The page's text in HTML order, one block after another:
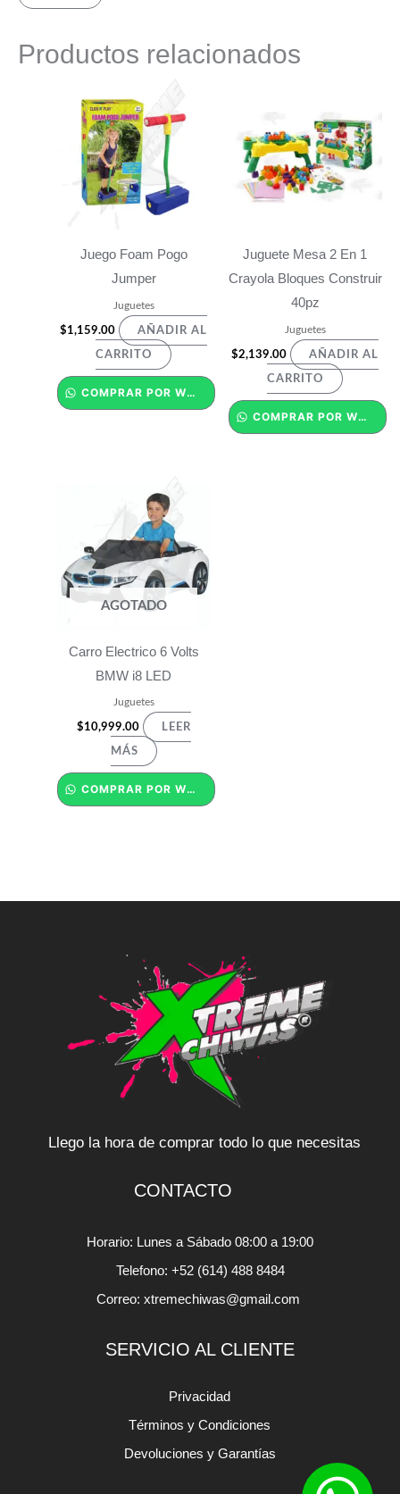
Productos relacionados
Juego Foam Pogo
Jumper
Juguetes
$1,159.00 AÑADIR AL
CARRITO
COMPRAR POR WHATSAPP
Juguete Mesa 2 En 1
Crayola Bloques Construir
40pz
Juguetes
$2,139.00 AÑADIR AL
CARRITO
COMPRAR POR WHATSAPP
AGOTADO
Carro Electrico 6 Volts
BMW i8 LED
Juguetes
$10,999.00 LEER
MÁS
COMPRAR POR WHATSAPP
Llego la hora de comprar todo lo que necesitas
CONTACTO
Horario: Lunes a Sábado 08:00 a 19:00
Telefono: +52 (614) 488 8484
Correo: xtremechiwas@gmail.com
SERVICIO AL CLIENTE
Privacidad
Términos y Condiciones
Devoluciones y Garantías